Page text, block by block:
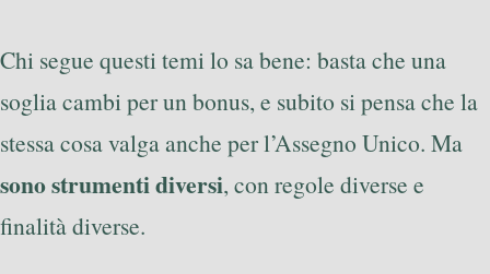
Chi segue questi temi lo sa bene: basta che una
soglia cambi per un bonus, e subito si pensa che la
stessa cosa valga anche per l’Assegno Unico. Ma
sono strumenti diversi, con regole diverse e
finalità diverse.